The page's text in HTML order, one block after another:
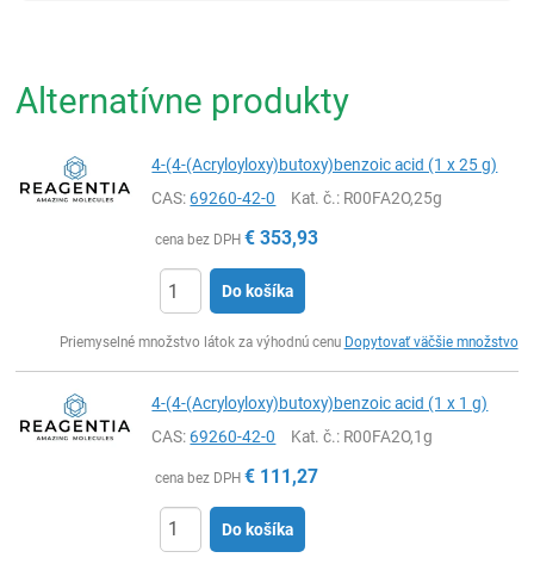
Alternatívne produkty
4-(4-(Acryloyloxy)butoxy)benzoic acid (1 x 25 g)
CAS:69260-42-0 Kat. č.: R00FA2O,25g
cena bez DPH € 353,93
Do košíka
Priemyselné množstvo látok za výhodnú cenu Dopytovať väčšie množstvo
4-(4-(Acryloyloxy)butoxy)benzoic acid (1 x 1 g)
CAS:69260-42-0 Kat. č.: R00FA2O,1g
cena bez DPH € 111,27
Do košíka